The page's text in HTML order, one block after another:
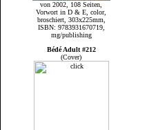
von 2002, 108 Seiten,
Vorwort in D & E, color,
broschiert, 303x225mm,
ISBN: 9783931670719,
mg/publishing
Bédé Adult #212
(Cover)